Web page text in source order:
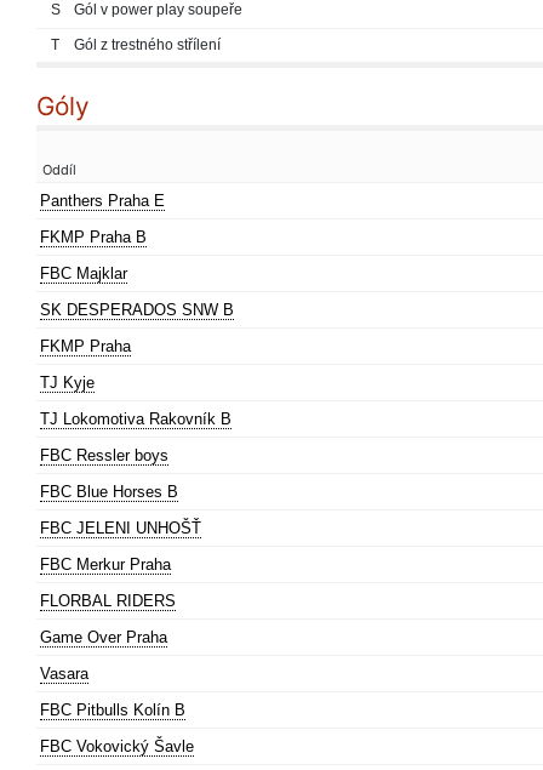
S Gól v power play soupeře
T Gól z trestného střílení
Góly
Oddíl
Panthers Praha E
FKMP Praha B
FBC Majklar
SK DESPERADOS SNW B
FKMP Praha
TJ Kyje
TJ Lokomotiva Rakovník B
FBC Ressler boys
FBC Blue Horses B
FBC JELENI UNHOŠŤ
FBC Merkur Praha
FLORBAL RIDERS
Game Over Praha
Vasara
FBC Pitbulls Kolín B
FBC Vokovický Šavle